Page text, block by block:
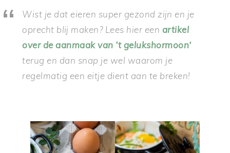
Wist je dat eieren super gezond zijn en je
oprecht blij maken? Lees hier een artikel
over de aanmaak van ‘t gelukshormoon’
terug en dan snap je wel waarom je
regelmatig een eitje dient aan te breken!